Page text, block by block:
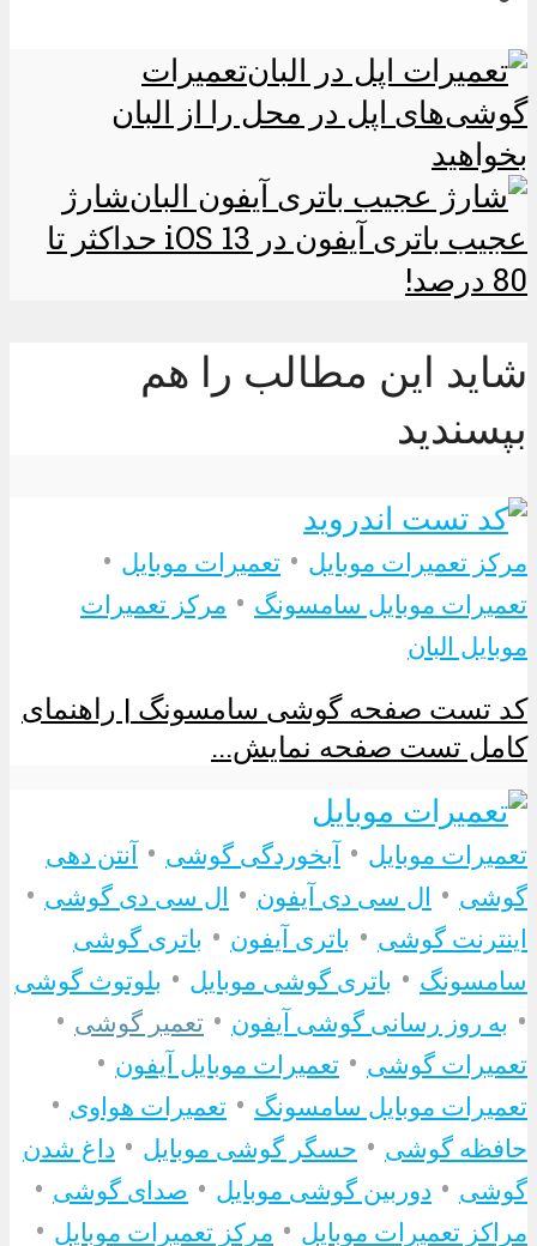
تعمیرات
گوشی‌های اپل در محل را از البان
بخواهید
شارژ
عجیب باتری آیفون در iOS 13 حداکثر تا
80 درصد!
شاید این مطالب را هم
بپسندید
مرکز تعمیرات موبایل • تعمیرات موبایل •
تعمیرات موبایل سامسونگ • مرکز تعمیرات
موبایل البان
کد تست صفحه گوشی سامسونگ | راهنمای
کامل تست صفحه نمایش...
تعمیرات موبایل • آبخوردگی گوشی • آنتن دهی
گوشی • ال سی دی آیفون • ال سی دی گوشی •
اینترنت گوشی • باتری آیفون • باتری گوشی
سامسونگ • باتری گوشی موبایل • بلوتوث گوشی
• به روز رسانی گوشی آیفون • تعمیر گوشی •
تعمیرات گوشی • تعمیرات موبایل آیفون •
تعمیرات موبایل سامسونگ • تعمیرات هواوی •
حافظه گوشی • حسگر گوشی موبایل • داغ شدن
گوشی • دوربین گوشی موبایل • صدای گوشی •
مراکز تعمیرات موبایل • مرکز تعمیرات موبایل •